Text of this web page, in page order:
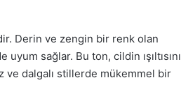
Derin ve zengin bir renk olan
sağlar. Bu ton, cildin ışıltısını
ve dalgalı stillerde mükemmel bir